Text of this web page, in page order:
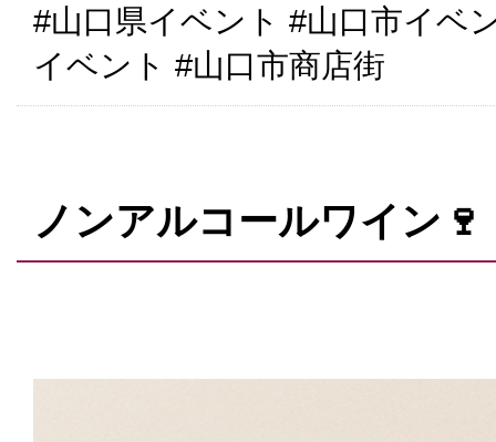
#山口県イベント #山口市イベ
イベント #山口市商店街
ノンアルコールワイン🍷